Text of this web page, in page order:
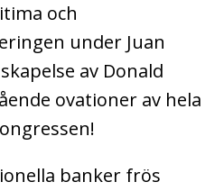
och
under Juan
av Donald
ovationer av hela
banker frös